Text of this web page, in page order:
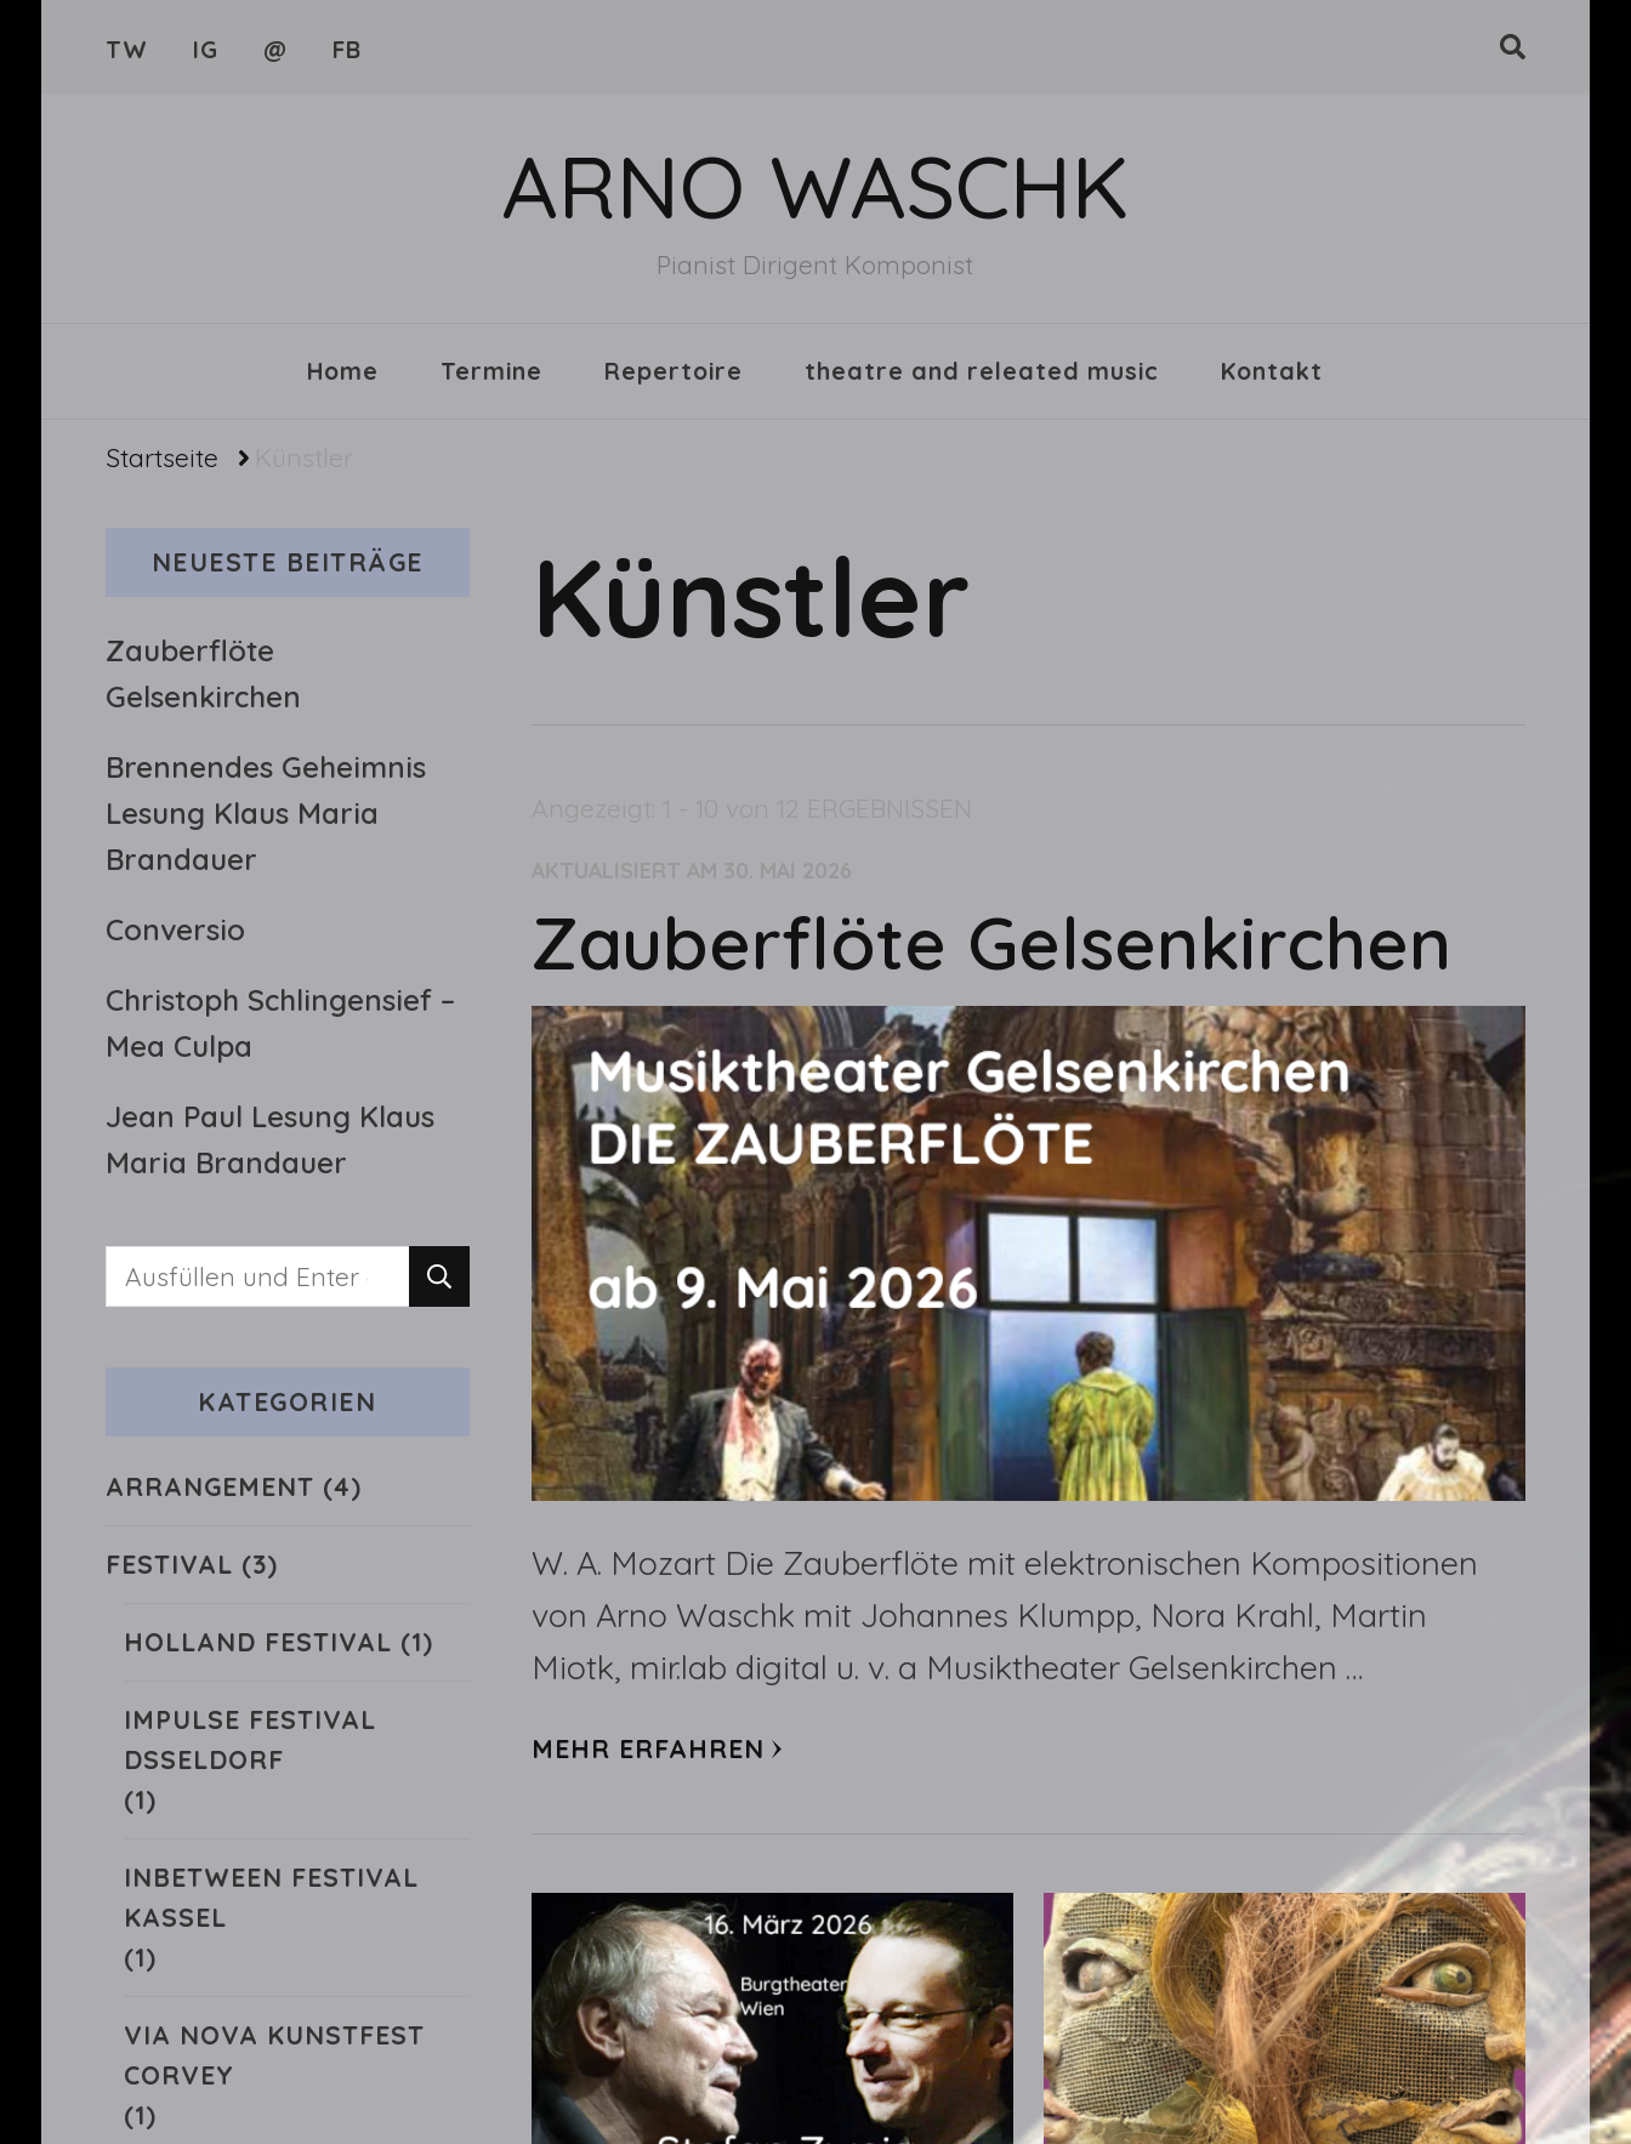
TW IG @ FB
ARNO WASCHK
Pianist Dirigent Komponist
Home Termine Repertoire theatre and releated music Kontakt
Startseite Künstler
Künstler
Angezeigt: 1 - 10 von 12 ERGEBNISSEN
AKTUALISIERT AM 30. MAI 2026
Zauberflöte Gelsenkirchen
W. A. Mozart Die Zauberflöte mit elektronischen Kompositionen
von Arno Waschk mit Johannes Klumpp, Nora Krahl, Martin
Miotk, mir.lab digital u. v. a Musiktheater Gelsenkirchen …
MEHR ERFAHREN
NEUESTE BEITRÄGE
Zauberflöte
Gelsenkirchen
Brennendes Geheimnis
Lesung Klaus Maria
Brandauer
Conversio
Christoph Schlingensief –
Mea Culpa
Jean Paul Lesung Klaus
Maria Brandauer
Suchst
KATEGORIEN
ARRANGEMENT (4)
FESTIVAL (3)
HOLLAND FESTIVAL (1)
IMPULSE FESTIVAL
DSSELDORF
(1)
INBETWEEN FESTIVAL
KASSEL
(1)
VIA NOVA KUNSTFEST
CORVEY
(1)